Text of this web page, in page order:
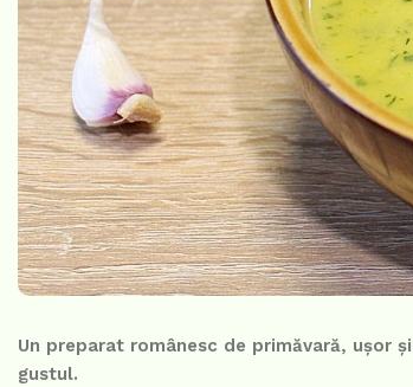
Un preparat românesc de primăvară, ușor
gustul.